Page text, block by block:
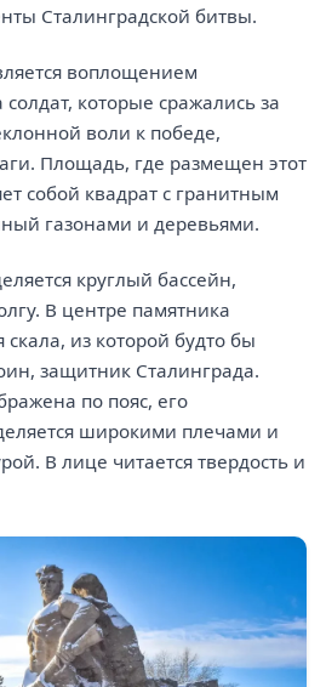
Сталинградской битвы.
воплощением
которые сражались за
воли к победе,
Площадь, где размещен этот
собой квадрат с гранитным
газонами и деревьями.
круглый бассейн,
В центре памятника
из которой будто бы
защитник Сталинграда.
по пояс, его
широкими плечами и
В лице читается твердость и